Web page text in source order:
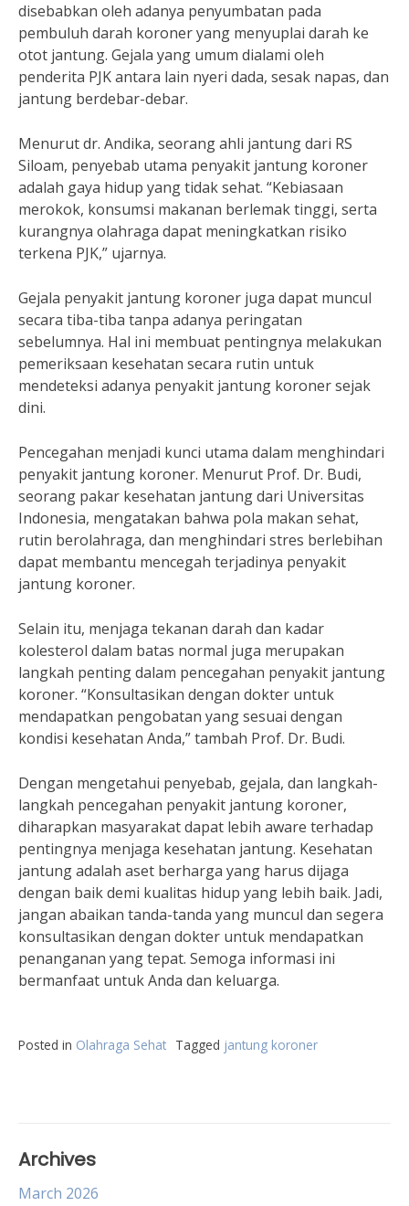
disebabkan oleh adanya penyumbatan pada
pembuluh darah koroner yang menyuplai darah ke
otot jantung. Gejala yang umum dialami oleh
penderita PJK antara lain nyeri dada, sesak napas, dan
jantung berdebar-debar.
Menurut dr. Andika, seorang ahli jantung dari RS
Siloam, penyebab utama penyakit jantung koroner
adalah gaya hidup yang tidak sehat. “Kebiasaan
merokok, konsumsi makanan berlemak tinggi, serta
kurangnya olahraga dapat meningkatkan risiko
terkena PJK,” ujarnya.
Gejala penyakit jantung koroner juga dapat muncul
secara tiba-tiba tanpa adanya peringatan
sebelumnya. Hal ini membuat pentingnya melakukan
pemeriksaan kesehatan secara rutin untuk
mendeteksi adanya penyakit jantung koroner sejak
dini.
Pencegahan menjadi kunci utama dalam menghindari
penyakit jantung koroner. Menurut Prof. Dr. Budi,
seorang pakar kesehatan jantung dari Universitas
Indonesia, mengatakan bahwa pola makan sehat,
rutin berolahraga, dan menghindari stres berlebihan
dapat membantu mencegah terjadinya penyakit
jantung koroner.
Selain itu, menjaga tekanan darah dan kadar
kolesterol dalam batas normal juga merupakan
langkah penting dalam pencegahan penyakit jantung
koroner. “Konsultasikan dengan dokter untuk
mendapatkan pengobatan yang sesuai dengan
kondisi kesehatan Anda,” tambah Prof. Dr. Budi.
Dengan mengetahui penyebab, gejala, dan langkah-
langkah pencegahan penyakit jantung koroner,
diharapkan masyarakat dapat lebih aware terhadap
pentingnya menjaga kesehatan jantung. Kesehatan
jantung adalah aset berharga yang harus dijaga
dengan baik demi kualitas hidup yang lebih baik. Jadi,
jangan abaikan tanda-tanda yang muncul dan segera
konsultasikan dengan dokter untuk mendapatkan
penanganan yang tepat. Semoga informasi ini
bermanfaat untuk Anda dan keluarga.
Posted in Olahraga Sehat Tagged jantung koroner
Archives
March 2026